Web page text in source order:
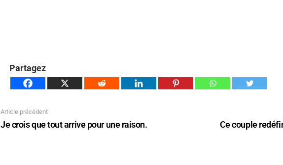
Partagez
Article précédent
Je crois que tout arrive pour une raison.
Ce couple